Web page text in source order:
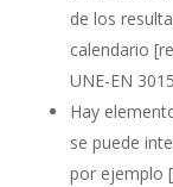
de los
calendario
UNE-EN
Hay
se puede
por ejemplo